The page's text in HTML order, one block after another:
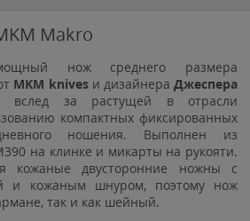
Makro
нож среднего размера
MKM knivesи дизайнераДжеспера
вслед за растущей в отрасли
компактных фиксированных
ношения. Выполнен из
на клинке и микарты на рукояти.
кожаные двусторонние ножны с
и кожаным шнуром, поэтому нож
так и как шейный.